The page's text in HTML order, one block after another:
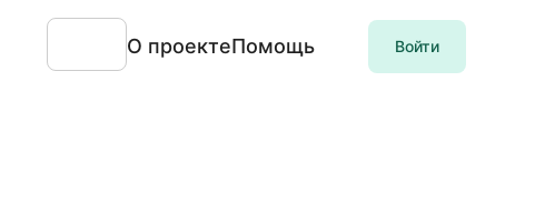
О проектеПомощь Войти